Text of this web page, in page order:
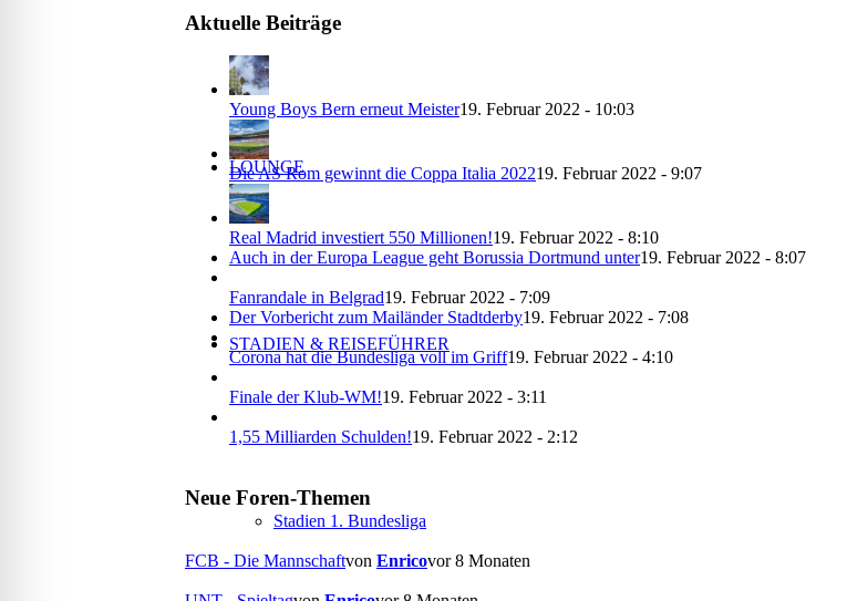
LOUNGE
STADIEN & REISEFÜHRER
Stadien 1. Bundesliga
Aktuelle Beiträge
Young Boys Bern erneut Meister19. Februar 2022 - 10:03
Die AS Rom gewinnt die Coppa Italia 202219. Februar 2022 - 9:07
Real Madrid investiert 550 Millionen!19. Februar 2022 - 8:10
Auch in der Europa League geht Borussia Dortmund unter19. Februar 2022 - 8:07
Fanrandale in Belgrad19. Februar 2022 - 7:09
Der Vorbericht zum Mailänder Stadtderby19. Februar 2022 - 7:08
Corona hat die Bundesliga voll im Griff19. Februar 2022 - 4:10
Finale der Klub-WM!19. Februar 2022 - 3:11
1,55 Milliarden Schulden!19. Februar 2022 - 2:12
Neue Foren-Themen
FCB - Die Mannschaftvon Enricovor 8 Monaten